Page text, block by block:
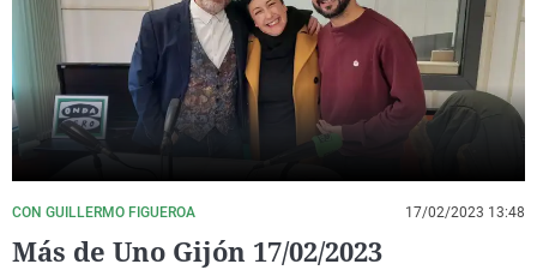
La rosa de los vientos
Gente viajera
Como el perro y el
Caso
Retornados
Equipo de
Extremadura
Galicia
La Rioja
País Vasco
Virales
Televisión
Elecciones
CON GUILLERMO FIGUEROA 17/02/2023 13:48
Más de Uno Gijón 17/02/2023